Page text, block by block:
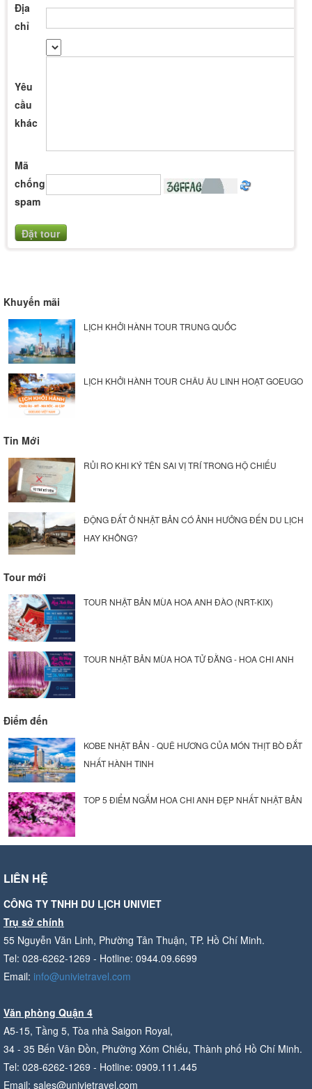
Địa
chỉ
Yêu
cầu
khác
Mã
chống
spam
Khuyến mãi
LỊCH KHỞI HÀNH TOUR TRUNG QUỐC
LỊCH KHỞI HÀNH TOUR CHÂU ÂU LINH HOẠT GOEUGO
Tin Mới
RỦI RO KHI KÝ TÊN SAI VỊ TRÍ TRONG HỘ CHIẾU
ĐỘNG ĐẤT Ở NHẬT BẢN CÓ ẢNH HƯỞNG ĐẾN DU LỊCH
HAY KHÔNG?
Tour mới
TOUR NHẬT BẢN MÙA HOA ANH ĐÀO (NRT-KIX)
TOUR NHẬT BẢN MÙA HOA TỬ ĐẰNG - HOA CHI ANH
Điểm đến
KOBE NHẬT BẢN - QUÊ HƯƠNG CỦA MÓN THỊT BÒ ĐẮT
NHẤT HÀNH TINH
TOP 5 ĐIỂM NGẮM HOA CHI ANH ĐẸP NHẤT NHẬT BẢN
LIÊN HỆ
CÔNG TY TNHH DU LỊCH UNIVIET
Trụ sở chính
55 Nguyễn Văn Linh, Phường Tân Thuận, TP. Hồ Chí Minh.
Tel: 028-6262-1269 - Hotline: 0944.09.6699
Email: info@univietravel.com
Văn phòng Quận 4
A5-15, Tầng 5, Tòa nhà Saigon Royal,
34 - 35 Bến Vân Đồn, Phường Xóm Chiếu, Thành phố Hồ Chí Minh.
Tel: 028-6262-1269 - Hotline: 0909.111.445
Email: sales@univietravel.com